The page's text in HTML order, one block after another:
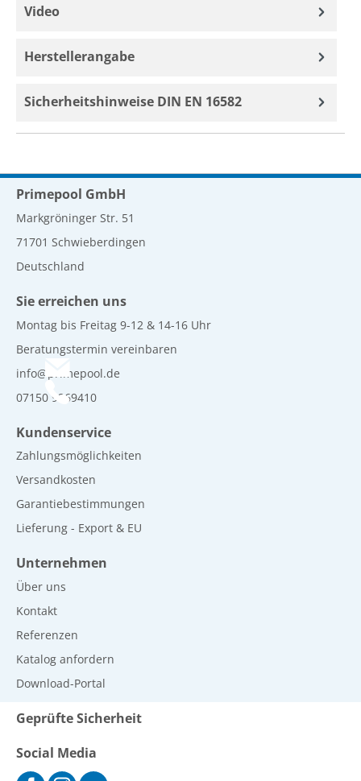
Video
Herstellerangabe
Sicherheitshinweise DIN EN 16582
Primepool GmbH
Markgröninger Str. 51
71701 Schwieberdingen
Deutschland
Sie erreichen uns
Montag bis Freitag 9-12 & 14-16 Uhr
Beratungstermin vereinbaren
info@primepool.de
07150 9269410
Kundenservice
Zahlungsmöglichkeiten
Versandkosten
Garantiebestimmungen
Lieferung - Export & EU
Unternehmen
Über uns
Kontakt
Referenzen
Katalog anfordern
Download-Portal
Geprüfte Sicherheit
Social Media